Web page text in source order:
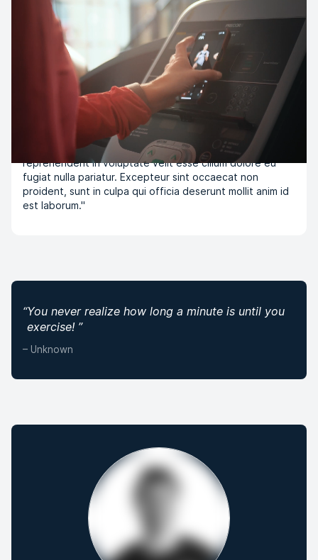
TESTINGINCLUDED
Testing Video on content
block
"Lorem ipsum dolor sit amet, consectetur adipiscing elit,
sed do eiusmod tempor incididunt ut labore et dolore
magna aliqua. Ut enim ad minim veniam, quis nostrud
exercitation ullamco laboris nisi ut aliquip ex ea
commodo consequat. Duis aute irure dolor in
reprehenderit in voluptate velit esse cillum dolore eu
fugiat nulla pariatur. Excepteur sint occaecat non
proident, sunt in culpa qui officia deserunt mollit anim id
est laborum."
“You never realize how long a minute is until you
exercise!”
– Unknown